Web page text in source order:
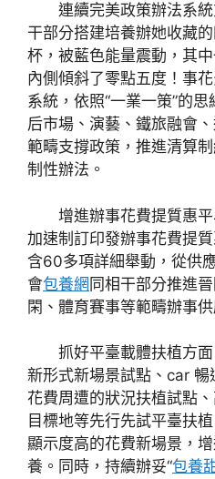
連續完美政策辦法系
干部分搭建培養辦她收藏
杯，被藍色能量震動，其
內側傾斜了零點五度！事
系統，依照“一業一策”的
后市場、演藝、鐵旅融會
範疇支撐政策，推進清算
制性辦法。
增進辦事花費提質惠
加速制訂印發辦事花費提
含60多項詳細舉動，從供
會包養網 同相干部分推進
閑、體育賽事等範疇辦事供
抓好平臺載體扶植方
新形式新場景試點、car
花費周遭的狀況扶植試點
目標地等先行先試平臺扶
顯示度高的花費新場景，
養。同時，持續辦妥“包養